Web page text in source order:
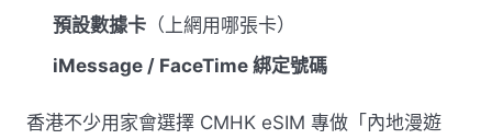
預設數據卡 （上網用哪張卡）
iMessage / FaceTime 綁定號碼
香港不少用家會選擇 CMHK eSIM 專做「內地漫遊